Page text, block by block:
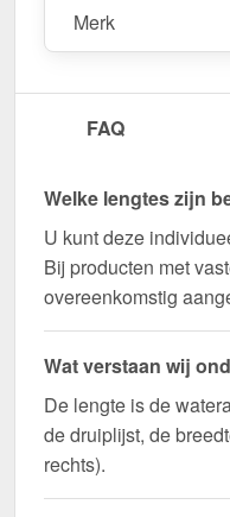
Merk
FAQ
Welke lengtes zijn
U kunt deze
Bij producten met
overeenkomstig
Wat verstaan wij
De lengte is de
de druiplijst, de
rechts).